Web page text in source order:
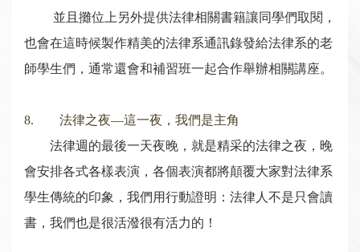
並且攤位上另外提供法律相關書籍讓同學們取閱，
也會在這時候製作精美的法律系通訊錄發給法律系的老
師學生們，通常還會和補習班一起合作舉辦相關講座。
8. 法律之夜—這一夜，我們是主角
法律週的最後一天夜晚，就是精采的法律之夜，晚
會安排各式各樣表演，各個表演都將顛覆大家對法律系
學生傳統的印象，我們用行動證明：法律人不是只會讀
書，我們也是很活潑很有活力的！